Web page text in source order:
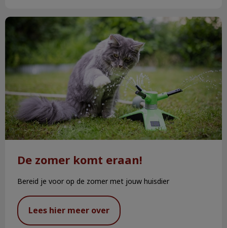
De zomer komt eraan!
De zomer komt eraan!
Bereid je voor op de zomer met jouw huisdier
Lees hier meer over